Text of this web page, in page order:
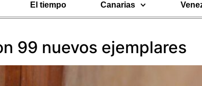
El tiempo Canarias
99 nuevos ejemplares